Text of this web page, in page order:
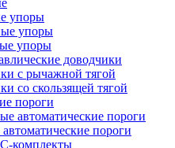
упоры
упоры
упоры
доводчики
с рычажной тягой
со скользящей тягой
пороги
автоматические пороги
пороги
комплекты